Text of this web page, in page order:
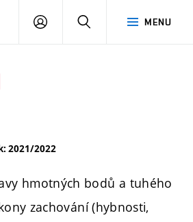
MENU
PŘIHLÁSIT
2021/2022
hmotných bodů a tuhého
zachování (hybnosti,